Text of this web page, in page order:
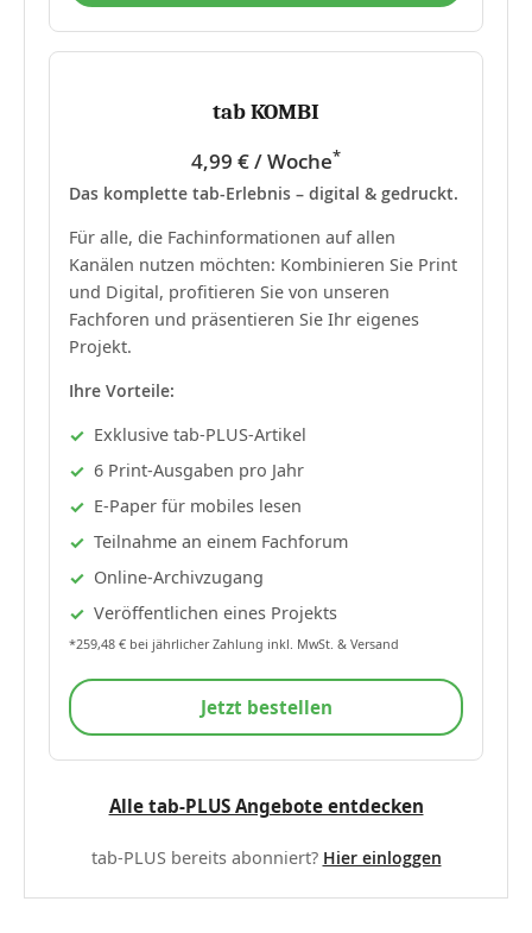
tab KOMBI
4,99 € / Woche*
Das komplette tab-Erlebnis – digital & gedruckt.
Für alle, die Fachinformationen auf allen
Kanälen nutzen möchten: Kombinieren Sie Print
und Digital, profitieren Sie von unseren
Fachforen und präsentieren Sie Ihr eigenes
Projekt.
Ihre Vorteile:
Exklusive tab-PLUS-Artikel
6 Print-Ausgaben pro Jahr
E-Paper für mobiles lesen
Teilnahme an einem Fachforum
Online-Archivzugang
Veröffentlichen eines Projekts
*259,48 € bei jährlicher Zahlung inkl. MwSt. & Versand
Jetzt bestellen
Alle tab-PLUS Angebote entdecken
tab-PLUS bereits abonniert? Hier einloggen